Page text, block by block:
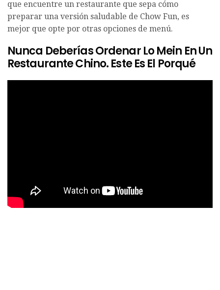
que encuentre un restaurante que sepa cómo
preparar una versión saludable de Chow Fun, es
mejor que opte por otras opciones de menú.
Nunca Deberías Ordenar Lo Mein En Un
Restaurante Chino. Este Es El Porqué